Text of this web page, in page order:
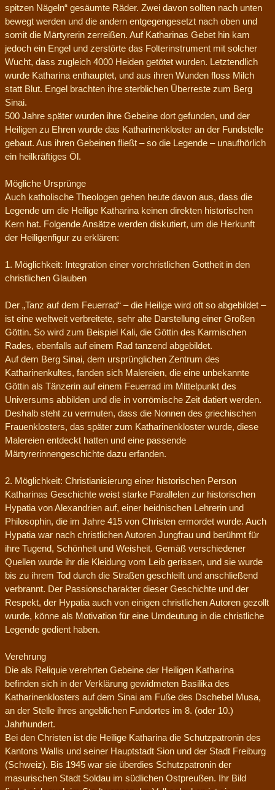
spitzen Nägeln“ gesäumte Räder. Zwei davon sollten nach unten
bewegt werden und die andern entgegengesetzt nach oben und
somit die Märtyrerin zerreißen. Auf Katharinas Gebet hin kam
jedoch ein Engel und zerstörte das Folterinstrument mit solcher
Wucht, dass zugleich 4000 Heiden getötet wurden. Letztendlich
wurde Katharina enthauptet, und aus ihren Wunden floss Milch
statt Blut. Engel brachten ihre sterblichen Überreste zum Berg
Sinai.
500 Jahre später wurden ihre Gebeine dort gefunden, und der
Heiligen zu Ehren wurde das Katharinenkloster an der Fundstelle
gebaut. Aus ihren Gebeinen fließt – so die Legende – unaufhörlich
ein heilkräftiges Öl.
Mögliche Ursprünge
Auch katholische Theologen gehen heute davon aus, dass die
Legende um die Heilige Katharina keinen direkten historischen
Kern hat. Folgende Ansätze werden diskutiert, um die Herkunft
der Heiligenfigur zu erklären:
1. Möglichkeit: Integration einer vorchristlichen Gottheit in den
christlichen Glauben
Der „Tanz auf dem Feuerrad“ – die Heilige wird oft so abgebildet –
ist eine weltweit verbreitete, sehr alte Darstellung einer Großen
Göttin. So wird zum Beispiel Kali, die Göttin des Karmischen
Rades, ebenfalls auf einem Rad tanzend abgebildet.
Auf dem Berg Sinai, dem ursprünglichen Zentrum des
Katharinenkultes, fanden sich Malereien, die eine unbekannte
Göttin als Tänzerin auf einem Feuerrad im Mittelpunkt des
Universums abbilden und die in vorrömische Zeit datiert werden.
Deshalb steht zu vermuten, dass die Nonnen des griechischen
Frauenklosters, das später zum Katharinenkloster wurde, diese
Malereien entdeckt hatten und eine passende
Märtyrerinnengeschichte dazu erfanden.
2. Möglichkeit: Christianisierung einer historischen Person
Katharinas Geschichte weist starke Parallelen zur historischen
Hypatia von Alexandrien auf, einer heidnischen Lehrerin und
Philosophin, die im Jahre 415 von Christen ermordet wurde. Auch
Hypatia war nach christlichen Autoren Jungfrau und berühmt für
ihre Tugend, Schönheit und Weisheit. Gemäß verschiedener
Quellen wurde ihr die Kleidung vom Leib gerissen, und sie wurde
bis zu ihrem Tod durch die Straßen geschleift und anschließend
verbrannt. Der Passionscharakter dieser Geschichte und der
Respekt, der Hypatia auch von einigen christlichen Autoren gezollt
wurde, könne als Motivation für eine Umdeutung in die christliche
Legende gedient haben.
Verehrung
Die als Reliquie verehrten Gebeine der Heiligen Katharina
befinden sich in der Verklärung gewidmeten Basilika des
Katharinenklosters auf dem Sinai am Fuße des Dschebel Musa,
an der Stelle ihres angeblichen Fundortes im 8. (oder 10.)
Jahrhundert.
Bei den Christen ist die Heilige Katharina die Schutzpatronin des
Kantons Wallis und seiner Hauptstadt Sion und der Stadt Freiburg
(Schweiz). Bis 1945 war sie überdies Schutzpatronin der
masurischen Stadt Soldau im südlichen Ostpreußen. Ihr Bild